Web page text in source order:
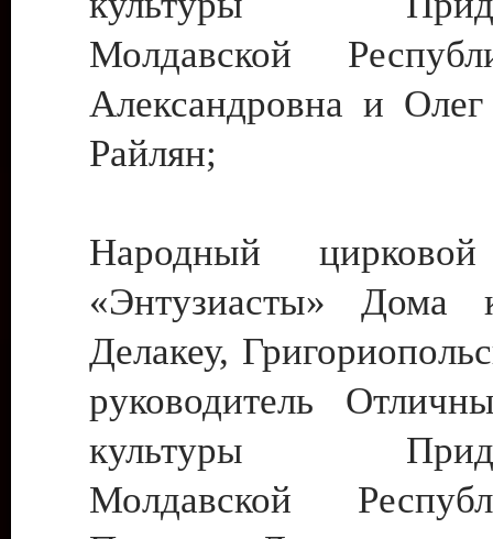
Молдавской
Александровна и
Райлян;
Народный цирковой
«Энтузиасты» Дома
Делакеу,
руководитель
культуры
Молдавской